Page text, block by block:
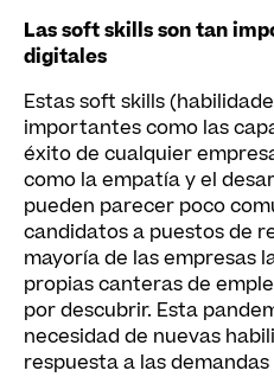
Las soft skills son tan
digitales
Estas soft skills
importantes como las
éxito de cualquier
como la empatía y el
pueden parecer poco
candidatos a puestos de
mayoría de las empresas
propias canteras de
por descubrir. Esta
necesidad de nuevas
respuesta a las